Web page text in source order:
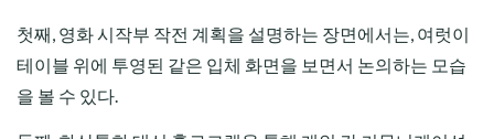
첫째, 영화 시작부 작전 계획을 설명하는 장면에서는, 여럿이
테이블 위에 투영된 같은 입체 화면을 보면서 논의하는 모습
을 볼 수 있다.